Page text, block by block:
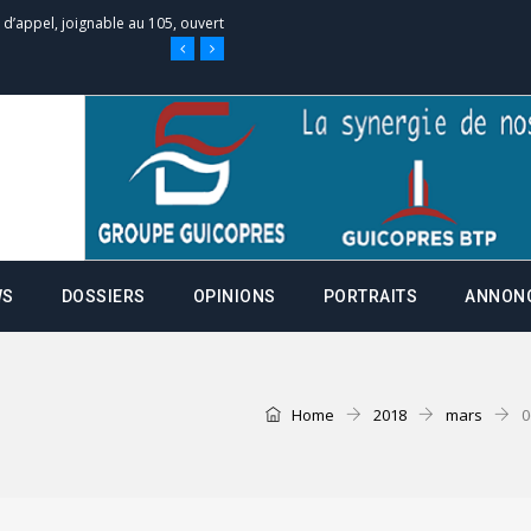
d’appel, joignable au 105, ouvert
campagnes ce jeudi 28 mai à
de la fiche de procuration
Administratives de
de serment et à une
DOSSIERS OPINIONS PORTRAITS
Home 2018 mars